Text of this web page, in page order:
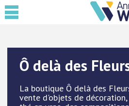
Ô delà des
La boutique Ô delà des
vente d'objets de décoration,